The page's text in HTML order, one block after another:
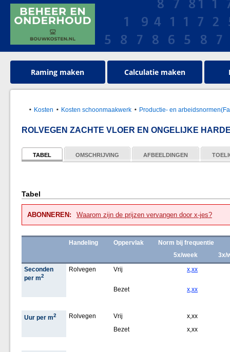
Raming maken Calculatie maken
Kosten Kosten schoonmaakwerk Productie- en
ROLVEGEN ZACHTE VLOER EN ONGELIJKE
TABEL OMSCHRIJVING AFBEELDINGEN
Tabel
ABONNEREN: Waarom zijn de prijzen vervangen door x-jes?
Handeling Oppervlak
Norm bij frequentie
5x/week
3x/
Seconden
per m2
Rolvegen Vrij x,xx
Bezet x,xx
Uur per m2 Rolvegen Vrij
x,xx
Bezet
x,xx